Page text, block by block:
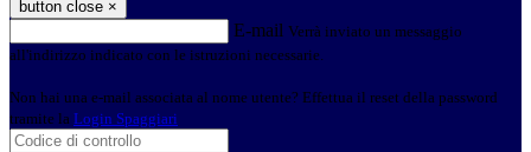
button close ×
E-mail Verrà inviato un messaggio
all'indirizzo indicato con le istruzioni necessarie.
Non hai una e-mail associata al nome utente? Effettua il reset della password
tramite la Login Spaggiari